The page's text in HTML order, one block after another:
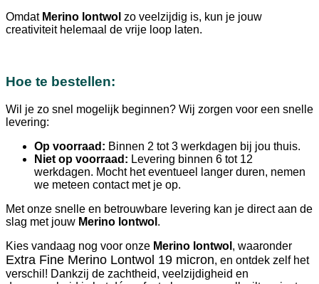
Omdat Merino lontwol zo veelzijdig is, kun je jouw
creativiteit helemaal de vrije loop laten.
Hoe te bestellen:
Wil je zo snel mogelijk beginnen? Wij zorgen voor een snelle
levering:
Op voorraad: Binnen 2 tot 3 werkdagen bij jou thuis.
Niet op voorraad: Levering binnen 6 tot 12
werkdagen. Mocht het eventueel langer duren, nemen
we meteen contact met je op.
Met onze snelle en betrouwbare levering kan je direct aan de
slag met jouw Merino lontwol .
Kies vandaag nog voor onze Merino lontwol , waaronder
Extra Fine Merino Lontwol 19 micron, en ontdek zelf het
verschil! Dankzij de zachtheid, veelzijdigheid en